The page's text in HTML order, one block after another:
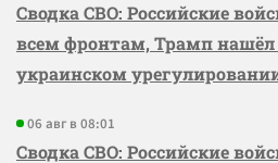
Сводка СВО: Российские
всем фронтам, Трамп нашёл
украинском
06 авг в 08:01
Сводка СВО: Российские